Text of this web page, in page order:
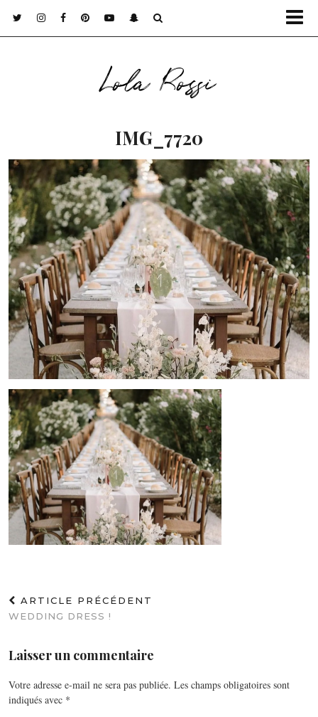
Lola Rossi
IMG_7720
ARTICLE PRÉCÉDENT
WEDDING DRESS !
Laisser un commentaire
Votre adresse e-mail ne sera pas publiée. Les champs obligatoires sont
indiqués avec *